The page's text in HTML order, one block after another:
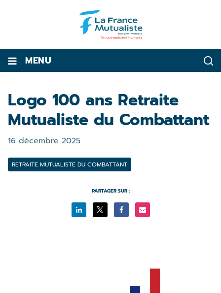
MENU
Logo 100 ans Retraite
Mutualiste du Combattant
16 décembre 2025
RETRAITE MUTUALISTE DU COMBATTANT
PARTAGER SUR :